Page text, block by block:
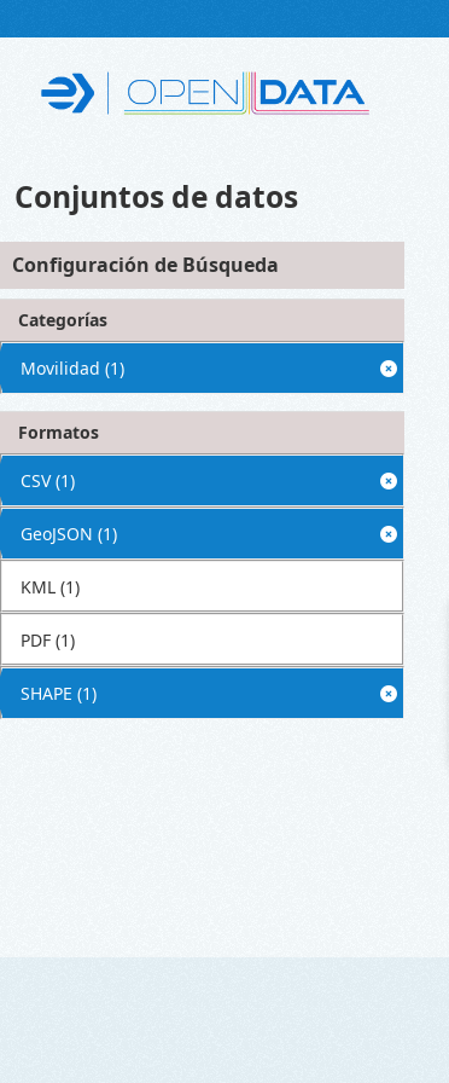
Conjuntos de datos
Configuración de Búsqueda
Categorías
Movilidad (1)
Formatos
CSV (1)
GeoJSON (1)
KML (1)
PDF (1)
SHAPE (1)